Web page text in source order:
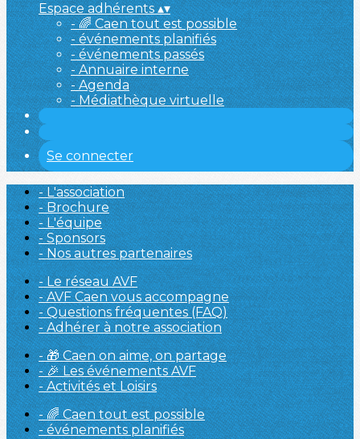
Espace adhérents▴▾
- 🌈 Caen tout est possible
- événements planifiés
- événements passés
- Annuaire interne
- Agenda
- Médiathèque virtuelle
Se connecter
- L'association
- Brochure
- L'équipe
- Sponsors
- Nos autres partenaires
- Le réseau AVF
- AVF Caen vous accompagne
- Questions fréquentes (FAQ)
- Adhérer à notre association
- 🎁 Caen on aime, on partage
- 🎉 Les événements AVF
- Activités et Loisirs
- 🌈 Caen tout est possible
- événements planifiés